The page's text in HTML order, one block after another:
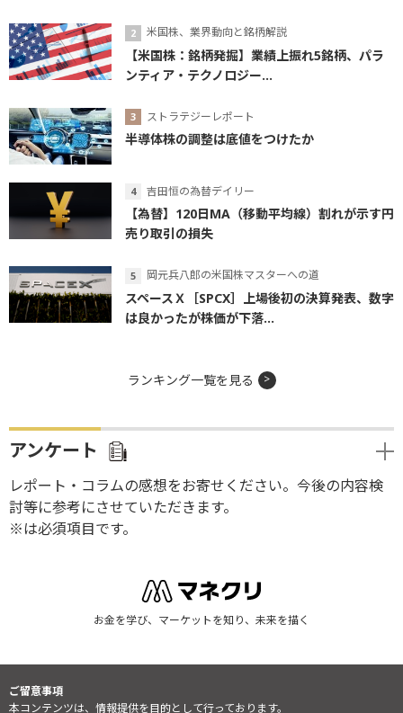
米国株、業界動向と銘柄解説
【米国株：銘柄発掘】業績上振れ5銘柄、パラ
ンティア・テクノロジー...
ストラテジーレポート
半導体株の調整は底値をつけたか
吉田恒の為替デイリー
【為替】120日MA（移動平均線）割れが示す円
売り取引の損失
岡元兵八郎の米国株マスターへの道
スペースＸ［SPCX］上場後初の決算発表、数字
は良かったが株価が下落...
ランキング一覧を見る
アンケート
レポート・コラムの感想をお寄せください。今後の内容検
討等に参考にさせていただきます。
※は必須項目です。
お金を学び、マーケットを知り、未来を描く
ご留意事項
本コンテンツは、情報提供を目的として行っております。